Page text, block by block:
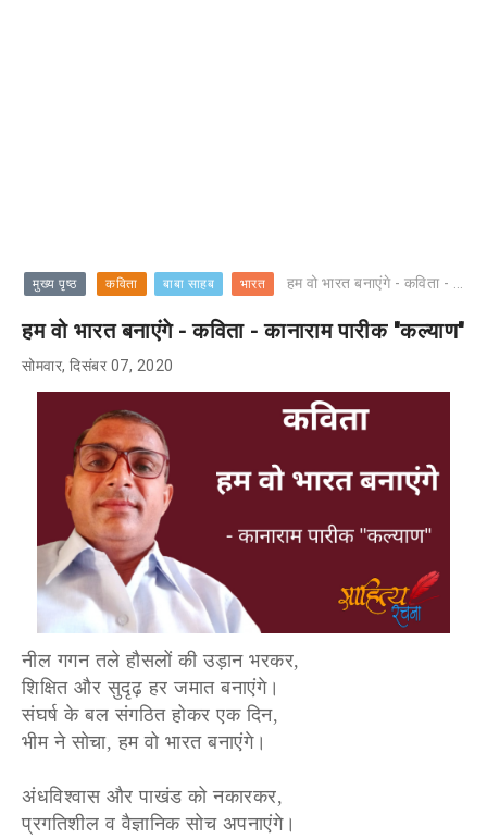
मुख्य पृष्ठ कविता बाबा साहब भारत हम वो भारत बनाएंगे - कविता - कानाराम पारीक "कल्याण"
हम वो भारत बनाएंगे - कविता - कानाराम पारीक "कल्याण"
सोमवार, दिसंबर 07, 2020
नील गगन तले हौसलों की उड़ान भरकर,
शिक्षित और सुदृढ़ हर जमात बनाएंगे।
संघर्ष के बल संगठित होकर एक दिन,
भीम ने सोचा, हम वो भारत बनाएंगे।
अंधविश्वास और पाखंड को नकारकर,
प्रगतिशील व वैज्ञानिक सोच अपनाएंगे।